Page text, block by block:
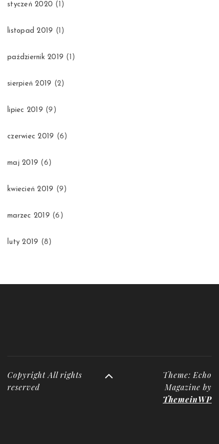
styczeń 2020 (1)
listopad 2019 (1)
październik 2019 (1)
sierpień 2019 (2)
lipiec 2019 (9)
czerwiec 2019 (6)
maj 2019 (6)
kwiecień 2019 (9)
marzec 2019 (6)
luty 2019 (8)
Copyright All rights
reserved
Theme: Echo
Magazine by
ThemeinWP